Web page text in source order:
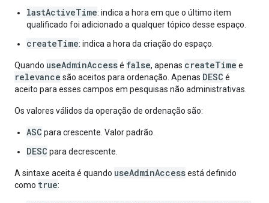
lastActiveTime: indica a hora em que o último item
qualificado foi adicionado a qualquer tópico desse espaço.
createTime: indica a hora da criação do espaço.
Quando useAdminAccessé false, apenas createTime e
relevance são aceitos para ordenação. Apenas DESC é
aceito para esses campos em pesquisas não administrativas.
Os valores válidos da operação de ordenação são:
ASC para crescente. Valor padrão.
DESC para decrescente.
A sintaxe aceita é quando useAdminAccessestá definido
como true: